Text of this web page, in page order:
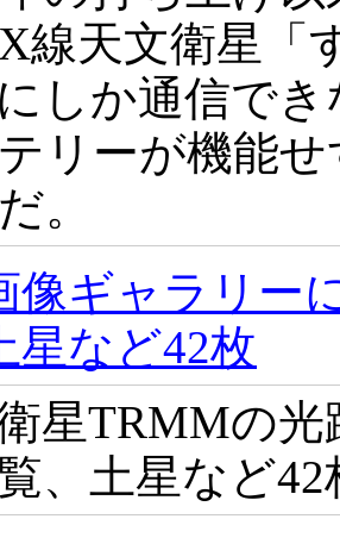
線天文衛星「
しか通信で
リーが機能
。
像ギャラリー
星など42枚
星TRMMの
、土星など